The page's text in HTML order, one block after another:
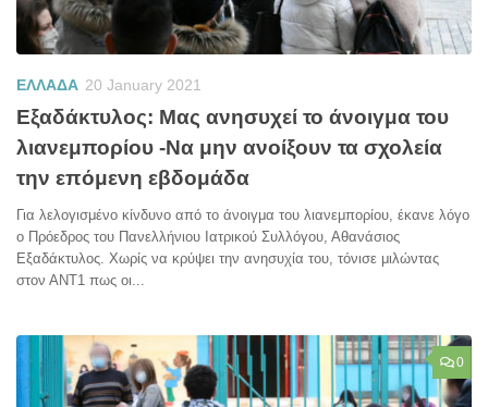
ΕΛΛΑΔΑ 20 January 2021
Εξαδάκτυλος: Μας ανησυχεί το άνοιγμα του
λιανεμπορίου -Να μην ανοίξουν τα σχολεία
την επόμενη εβδομάδα
Για λελογισμένο κίνδυνο από το άνοιγμα του λιανεμπορίου, έκανε λόγο
ο Πρόεδρος του Πανελλήνιου Ιατρικού Συλλόγου, Αθανάσιος
Εξαδάκτυλος. Χωρίς να κρύψει την ανησυχία του, τόνισε μιλώντας
στον ΑΝΤ1 πως οι...
0